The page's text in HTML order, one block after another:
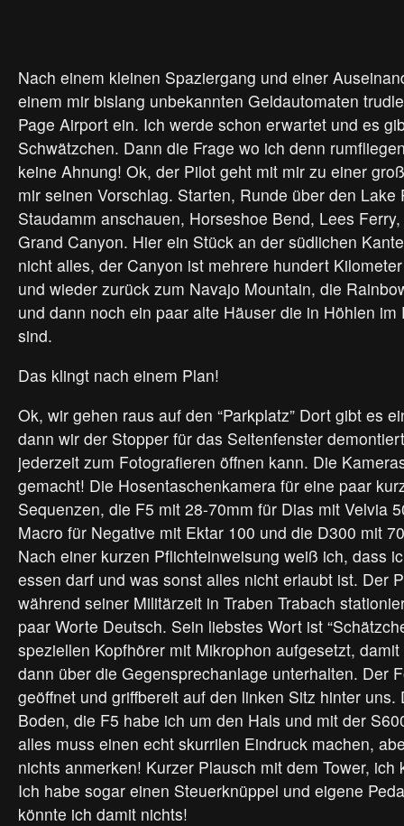
Nach einem kleinen Spaziergang und einer
einem mir bislang unbekannten Geldautomaten
Page Airport ein. Ich werde schon erwartet und es
Schwätzchen. Dann die Frage wo ich denn
keine Ahnung! Ok, der Pilot geht mit mir zu einer
mir seinen Vorschlag. Starten, Runde über den Lake
Staudamm anschauen, Horseshoe Bend, Lees
Grand Canyon. Hier ein Stück an der südlichen
nicht alles, der Canyon ist mehrere hundert
und wieder zurück zum Navajo Mountain, die
und dann noch ein paar alte Häuser die in Höhlen
sind.
Das klingt nach einem Plan!
Ok, wir gehen raus auf den “Parkplatz” Dort gibt es
dann wir der Stopper für das Seitenfenster
jederzeit zum Fotografieren öffnen kann. Die
gemacht! Die Hosentaschenkamera für eine paar
Sequenzen, die F5 mit 28-70mm für Dias mit Velvia
Macro für Negative mit Ektar 100 und die D300 mit
Nach einer kurzen Pflichteinweisung weiß ich, dass
essen darf und was sonst alles nicht erlaubt ist. Der
während seiner Militärzeit in Traben Trabach
paar Worte Deutsch. Sein liebstes Wort ist
speziellen Kopfhörer mit Mikrophon aufgesetzt,
dann über die Gegensprechanlage unterhalten. Der
geöffnet und griffbereit auf den linken Sitz hinter uns.
Boden, die F5 habe ich um den Hals und mit der
alles muss einen echt skurrilen Eindruck machen,
nichts anmerken! Kurzer Plausch mit dem Tower, ich
Ich habe sogar einen Steuerknüppel und eigene
könnte ich damit nichts!